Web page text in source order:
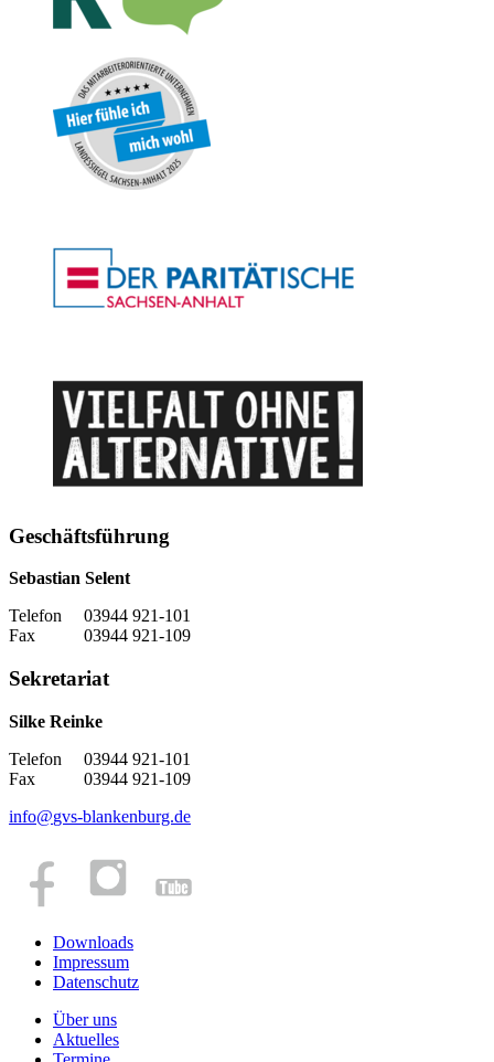
Geschäftsführung
Sebastian Selent
Telefon 03944 921-101
Fax 03944 921-109
Sekretariat
Silke Reinke
Telefon 03944 921-101
Fax 03944 921-109
info@gvs-blankenburg.de
Downloads
Impressum
Datenschutz
Über uns
Aktuelles